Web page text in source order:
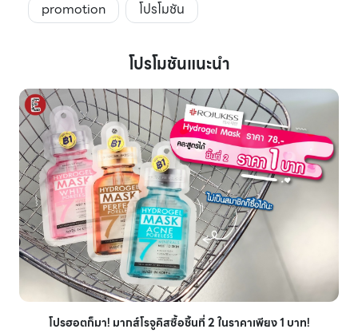
promotion
โปรโมชัน
โปรโมชันแนะนำ
โปรฮอตก็มา! มากส์โรจูคิสซื้อชิ้นที่ 2 ในราคาเพียง 1 บาท!